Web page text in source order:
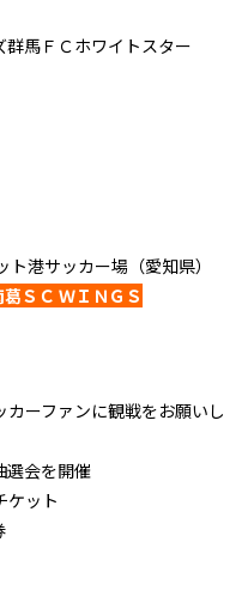
馬ＦＣホワイトスター
港サッカー場（愛知県）
ＳＣ ＷＩＮＧＳ
ーファンに観戦をお願いし
選会を開催
ケット